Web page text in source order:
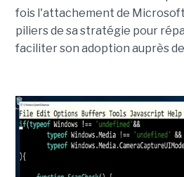
fois l'attachement de Microsoft
piliers de sa stratégie pour
faciliter son adoption auprès